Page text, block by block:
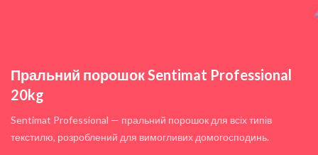
Пральний порошок Sentimat Professional
20kg
Sentimat Professional — пральний порошок для всіх типів
текстилю, розроблений для вимогливих домогосподинь.